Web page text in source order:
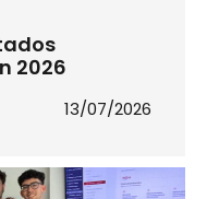
2026
13/07/2026